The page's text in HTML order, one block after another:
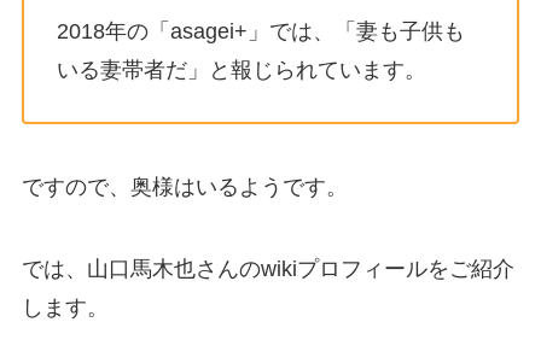
2018年の「asagei+」では、「妻も子供も
いる妻帯者だ」と報じられています。
ですので、奥様はいるようです。
では、山口馬木也さんのwikiプロフィールをご紹介
します。